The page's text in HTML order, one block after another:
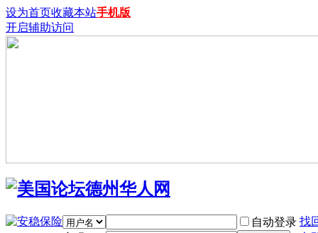
设为首页收藏本站手机版
开启辅助访问
自动登录 找